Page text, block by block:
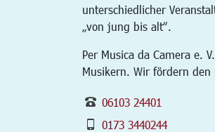
unterschiedlicher
„von jung bis alt“.
Per Musica da Camera e.
Musikern. Wir fördern den
06103 24401
0173 3440244